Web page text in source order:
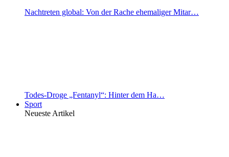
Nachtreten global: Von der Rache ehemaliger Mitar…
Todes-Droge „Fentanyl“: Hinter dem Ha…
Sport
Neueste Artikel